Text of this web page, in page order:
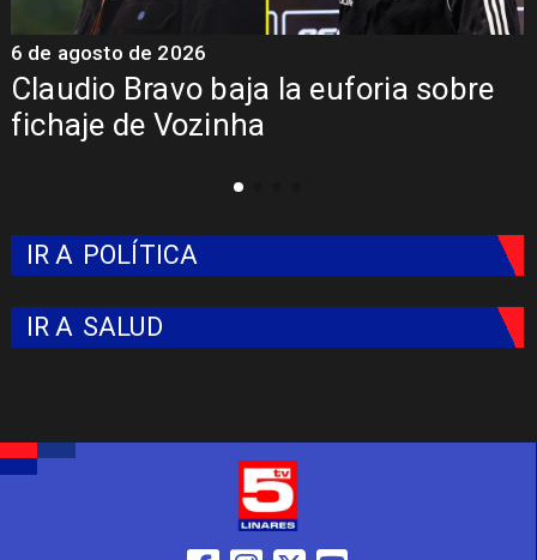
Claudio Bravo baja la euforia sobre
fichaje de Vozinha
6 de agosto de 2026
IR A POLÍTICA
IR A SALUD